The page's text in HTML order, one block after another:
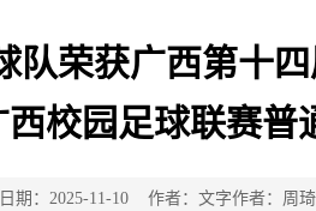
队荣获广西第十
西校园足球联赛普
期：2025-11-10 作者：文字作者：